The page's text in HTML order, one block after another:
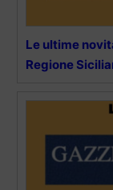
Le ultime
Regione